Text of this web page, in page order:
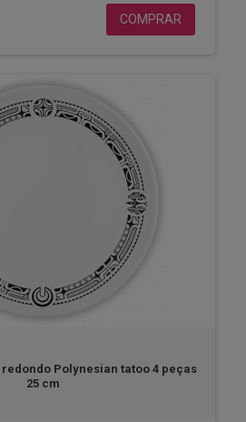
COMPRAR
Polynesian tatoo 4 peças
25 cm